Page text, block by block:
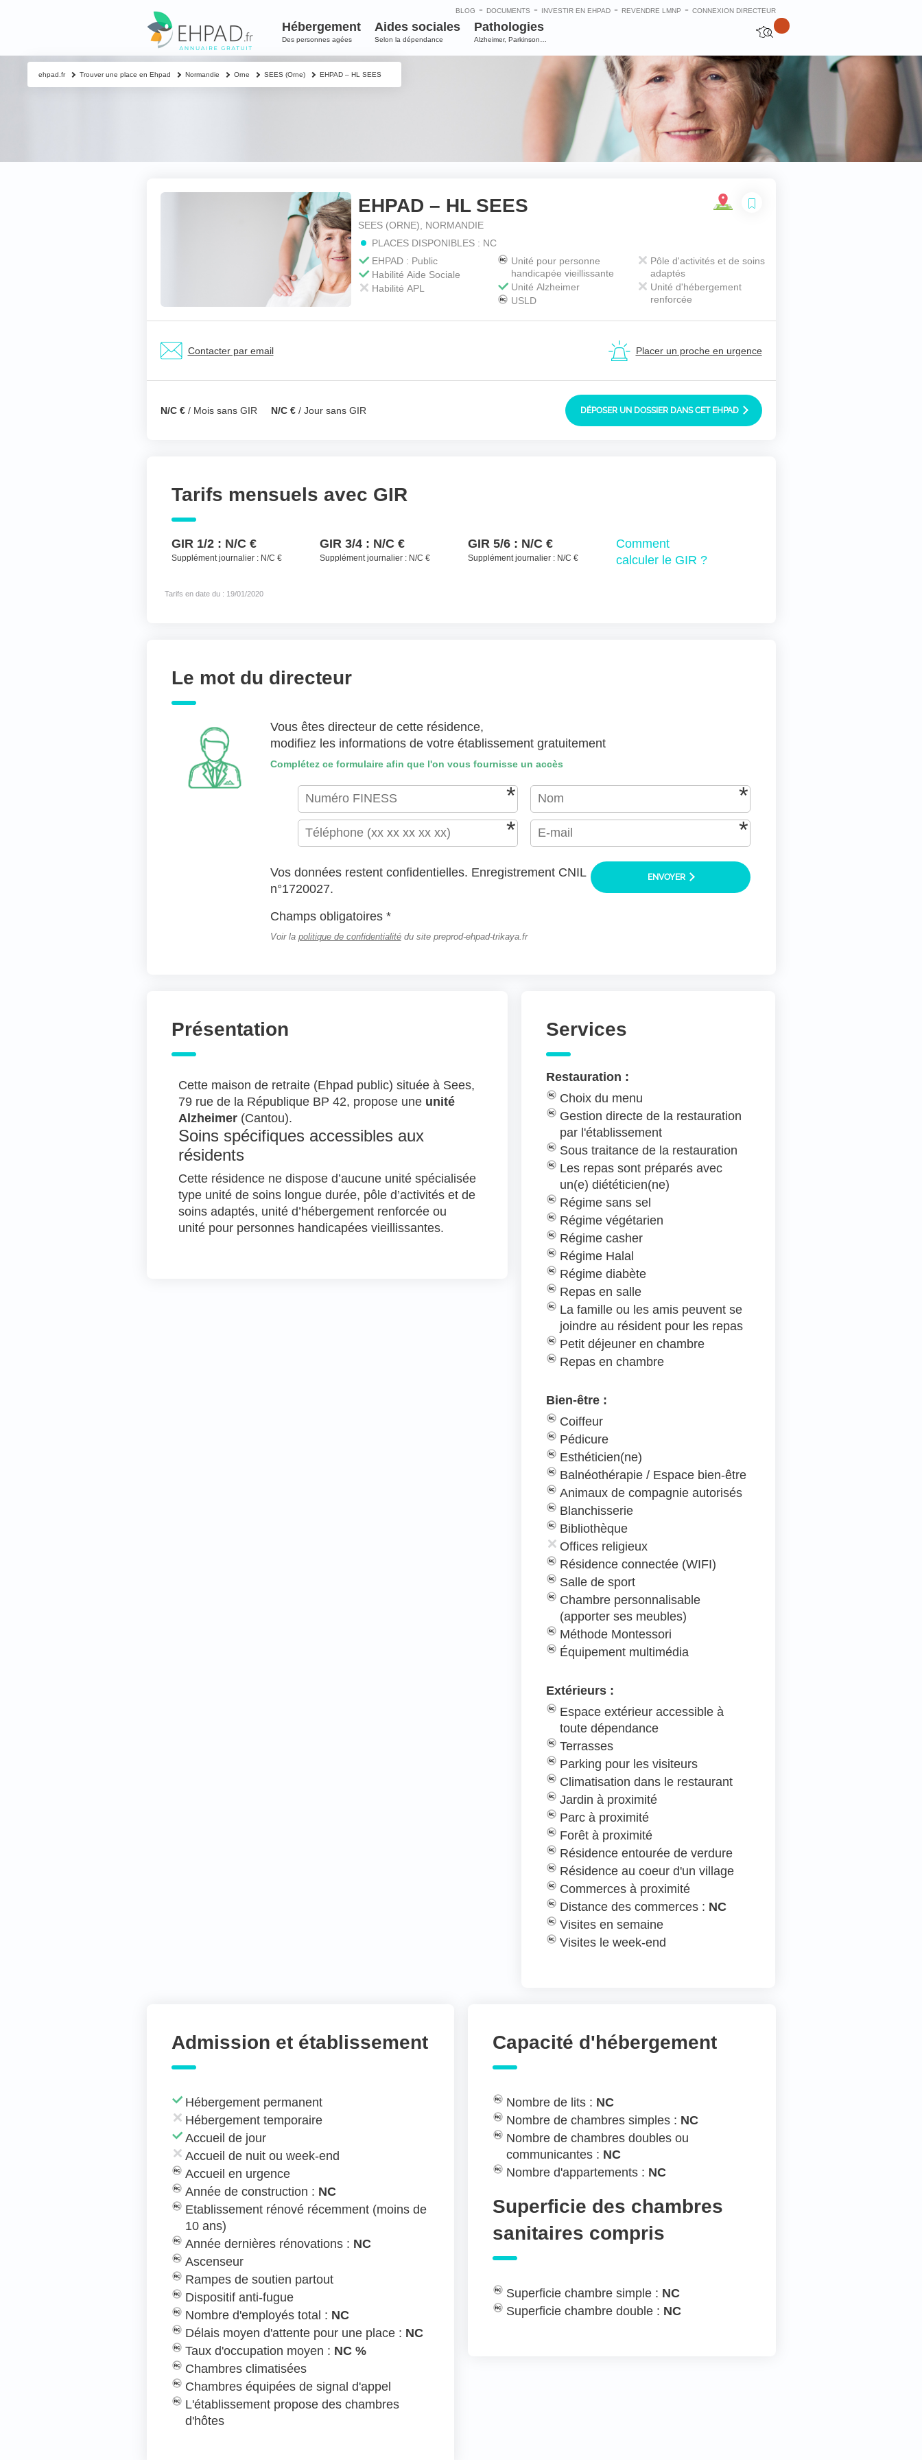
BLOG - DOCUMENTS - INVESTIR EN EHPAD- REVENDRE LMNP - CONNEXION DIRECTEUR
Hébergement
Des personnes agées
Aides sociales
Selon la dépendance
Pathologies
Alzheimer, Parkinson…
Fermer
Contacter un proche
Votre nom & prénom *
Nom & prénom du résident à contacter
J'accepte les CGU (https://www.preprod-ehpad-trikaya.fr/politique-de-confidentialite/)
ENVOYER
EHPAD – HL SEES
SEES (ORNE), NORMANDIE
PLACES DISPONIBLES : NC
EHPAD : Public
Habilité Aide Sociale
Habilité APL
Unité pour personne
handicapée vieillissante
Unité Alzheimer
USLD
Pôle d'activités et de soins
adaptés
Unité d'hébergement
renforcée
Contacter par email Placer un proche en urgence
N/C € / Mois sans GIR N/C € / Jour sans GIR DÉPOSER UN DOSSIER DANS CET EHPAD
Tarifs mensuels avec GIR
GIR 1/2 : N/C €
Supplément journalier : N/C €
GIR 3/4 : N/C €
Supplément journalier : N/C €
GIR 5/6 : N/C €
Supplément journalier : N/C €
Comment
calculer le GIR ?
Tarifs en date du : 19/01/2020
Le mot du directeur
Vous êtes directeur de cette résidence,
modifiez les informations de votre établissement gratuitement
Complétez ce formulaire afin que l'on vous fournisse un accès
ENVOYER
Vos données restent confidentielles. Enregistrement CNIL
n°1720027.
Champs obligatoires *
Voir la politique de confidentialitédu site preprod-ehpad-trikaya.fr
Présentation
Cette maison de retraite (Ehpad public) située à Sees,
79 rue de la République BP 42, propose une unité
Alzheimer(Cantou).
Soins spécifiques accessibles aux
résidents
Cette résidence ne dispose d’aucune unité spécialisée
type unité de soins longue durée, pôle d’activités et de
soins adaptés, unité d’hébergement renforcée ou
unité pour personnes handicapées vieillissantes.
Services
Restauration :
Choix du menu
Gestion directe de la restauration
par l'établissement
Sous traitance de la restauration
Les repas sont préparés avec
un(e) diététicien(ne)
Régime sans sel
Régime végétarien
Régime casher
Régime Halal
Régime diabète
Repas en salle
La famille ou les amis peuvent se
joindre au résident pour les repas
Petit déjeuner en chambre
Repas en chambre
Bien-être :
Coiffeur
Pédicure
Esthéticien(ne)
Balnéothérapie / Espace bien-être
Animaux de compagnie autorisés
Blanchisserie
Bibliothèque
Offices religieux
Résidence connectée (WIFI)
Salle de sport
Chambre personnalisable
(apporter ses meubles)
Méthode Montessori
Équipement multimédia
Extérieurs :
Espace extérieur accessible à
toute dépendance
Terrasses
Parking pour les visiteurs
Climatisation dans le restaurant
Jardin à proximité
Parc à proximité
Forêt à proximité
Résidence entourée de verdure
Résidence au coeur d'un village
Commerces à proximité
Distance des commerces : NC
Visites en semaine
Visites le week-end
Admission et établissement
Hébergement permanent
Hébergement temporaire
Accueil de jour
Accueil de nuit ou week-end
Accueil en urgence
Année de construction : NC
Etablissement rénové récemment (moins de
10 ans)
Année dernières rénovations : NC
Ascenseur
Rampes de soutien partout
Dispositif anti-fugue
Nombre d'employés total : NC
Délais moyen d'attente pour une place : NC
Taux d'occupation moyen : NC %
Chambres climatisées
Chambres équipées de signal d'appel
L'établissement propose des chambres
d'hôtes
Capacité d'hébergement
Nombre de lits : NC
Nombre de chambres simples : NC
Nombre de chambres doubles ou
communicantes : NC
Nombre d'appartements : NC
Superficie des chambres
sanitaires compris
Superficie chambre simple : NC
Superficie chambre double : NC
ehpad.fr Trouver une place en Ehpad Normandie Orne SEES (Orne) EHPAD – HL SEES